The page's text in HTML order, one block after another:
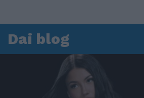
Dai blog